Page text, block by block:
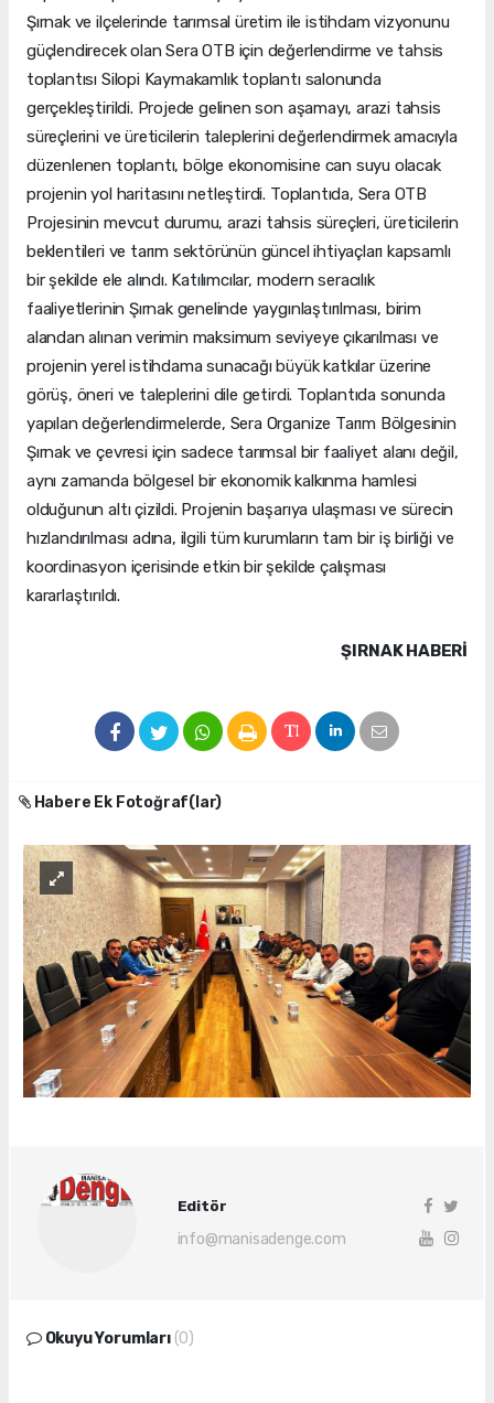
Şırnak ve ilçelerinde tarımsal üretim ile istihdam vizyonunu
güçlendirecek olan Sera OTB için değerlendirme ve tahsis
toplantısı Silopi Kaymakamlık toplantı salonunda
gerçekleştirildi. Projede gelinen son aşamayı, arazi tahsis
süreçlerini ve üreticilerin taleplerini değerlendirmek amacıyla
düzenlenen toplantı, bölge ekonomisine can suyu olacak
projenin yol haritasını netleştirdi. Toplantıda, Sera OTB
Projesinin mevcut durumu, arazi tahsis süreçleri, üreticilerin
beklentileri ve tarım sektörünün güncel ihtiyaçları kapsamlı
bir şekilde ele alındı. Katılımcılar, modern seracılık
faaliyetlerinin Şırnak genelinde yaygınlaştırılması, birim
alandan alınan verimin maksimum seviyeye çıkarılması ve
projenin yerel istihdama sunacağı büyük katkılar üzerine
görüş, öneri ve taleplerini dile getirdi. Toplantıda sonunda
yapılan değerlendirmelerde, Sera Organize Tarım Bölgesinin
Şırnak ve çevresi için sadece tarımsal bir faaliyet alanı değil,
aynı zamanda bölgesel bir ekonomik kalkınma hamlesi
olduğunun altı çizildi. Projenin başarıya ulaşması ve sürecin
hızlandırılması adına, ilgili tüm kurumların tam bir iş birliği ve
koordinasyon içerisinde etkin bir şekilde çalışması
kararlaştırıldı.
ŞIRNAK HABERİ
Habere Ek Fotoğraf(lar)
Editör
info@manisadenge.com
Okuyu Yorumları (0)